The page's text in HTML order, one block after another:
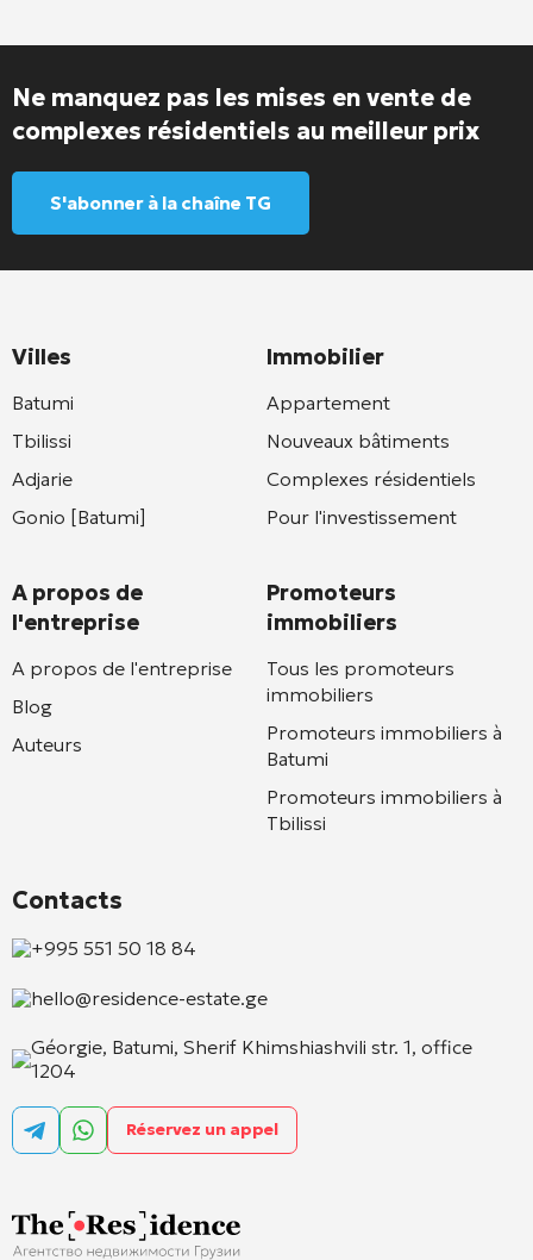
Ne manquez pas les mises en vente de
complexes résidentiels au meilleur prix
S'abonner à la chaîne TG
Villes
Batumi
Tbilissi
Adjarie
Gonio [Batumi]
A propos de
l'entreprise
A propos de l'entreprise
Blog
Auteurs
Immobilier
Appartement
Nouveaux bâtiments
Complexes résidentiels
Pour l'investissement
Promoteurs
immobiliers
Tous les promoteurs
immobiliers
Promoteurs immobiliers à
Batumi
Promoteurs immobiliers à
Tbilissi
Contacts
+995 551 50 18 84
hello@residence-estate.ge
Géorgie, Batumi, Sherif Khimshiashvili str. 1, office
1204
Réservez un appel